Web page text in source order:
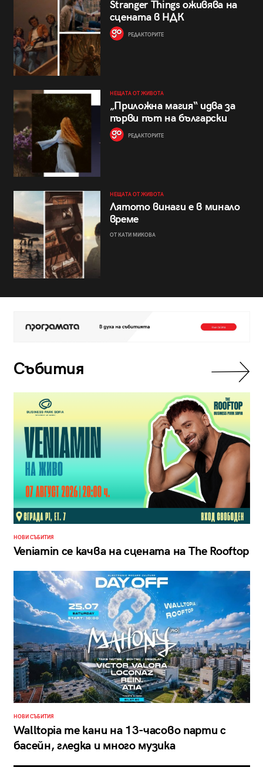
Stranger Things оживява на
сцената в НДК
РЕДАКТОРИТЕ
НЕЩАТА ОТ ЖИВОТА
„Приложна магия“ идва за
първи път на български
РЕДАКТОРИТЕ
НЕЩАТА ОТ ЖИВОТА
Лятото винаги е в минало
време
ОТ КАТИ МИКОВА
Събития
НОВИ СЪБИТИЯ
Veniamin се качва на сцената на The Rooftop
НОВИ СЪБИТИЯ
Walltopia те кани на 13-часово парти с
басейн, гледка и много музика